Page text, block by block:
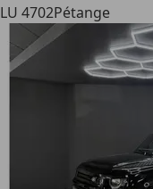
LU 4702Pétange